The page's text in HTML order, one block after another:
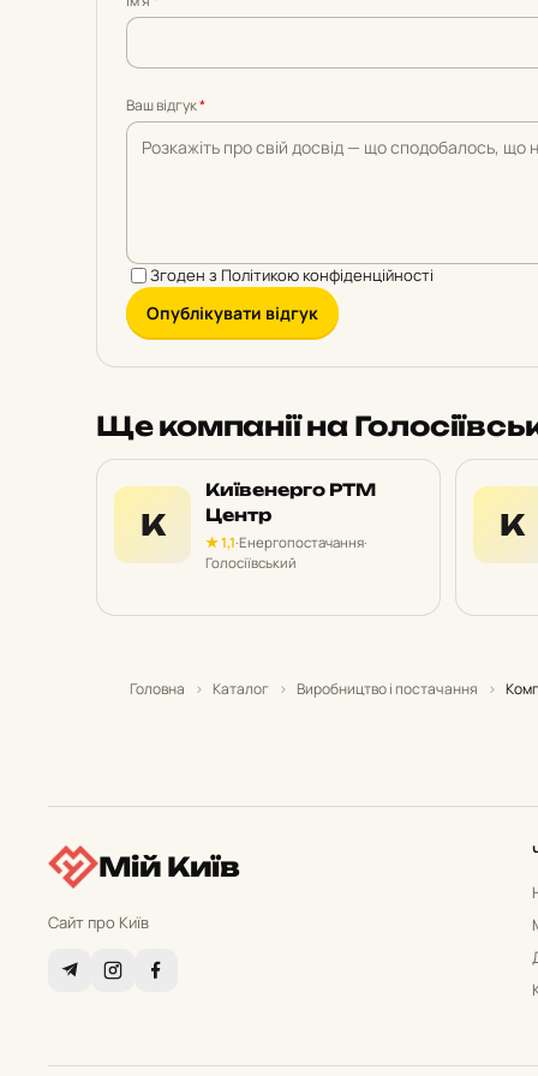
5
5
5
5
5
Ваш відгук*
Згоден з Політикою конфіденційності
Опублікувати відгук
Ще компанії на
К
Київенерго РТМ
Центр
★ 1,1·Енергопостачання·
Голосіївський
К
Головна › Каталог › Виробництво і постачання ›
Мій Київ
Сайт про Київ